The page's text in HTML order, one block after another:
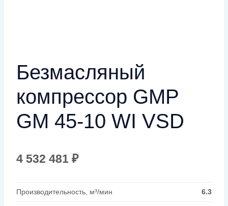
Безмасляный
компрессор GMP
GM 45-10 WI VSD
4 532 481 ₽
Производительность, м³/мин 6.3